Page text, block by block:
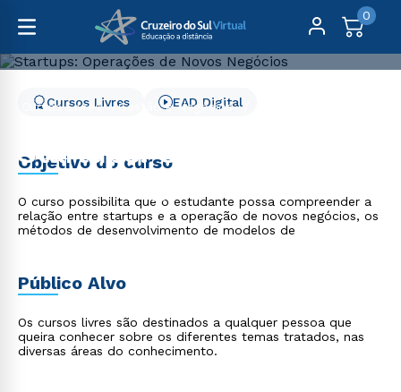
0
Cursos Livres
Gestão e Negócios
Startups: Operações de
Novos Negócios
Cursos Livres EAD Digital
Objetivo do curso
O curso possibilita que o estudante possa compreender a
relação entre startups e a operação de novos negócios, os
métodos de desenvolvimento de modelos de
Público Alvo
Os cursos livres são destinados a qualquer pessoa que
queira conhecer sobre os diferentes temas tratados, nas
diversas áreas do conhecimento.